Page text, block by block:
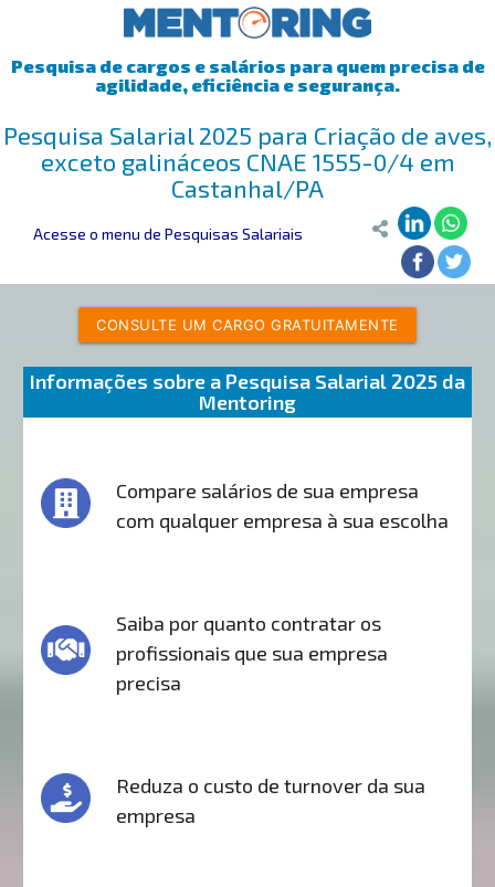
Pesquisa de cargos e salários para quem precisa de
agilidade, eficiência e segurança.
Pesquisa Salarial 2025 para Criação de aves,
exceto galináceos CNAE 1555-0/4 em
Castanhal/PA
Acesse o menu de Pesquisas Salariais
CONSULTE UM CARGO GRATUITAMENTE
Informações sobre a Pesquisa Salarial 2025 da
Mentoring
Compare salários de sua empresa
com qualquer empresa à sua escolha
Saiba por quanto contratar os
profissionais que sua empresa
precisa
Reduza o custo de turnover da sua
empresa